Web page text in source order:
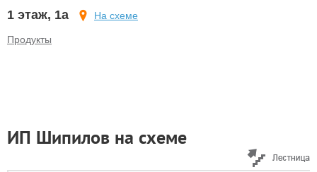
1 этаж, 1а На схеме
Продукты
ИП Шипилов на схеме